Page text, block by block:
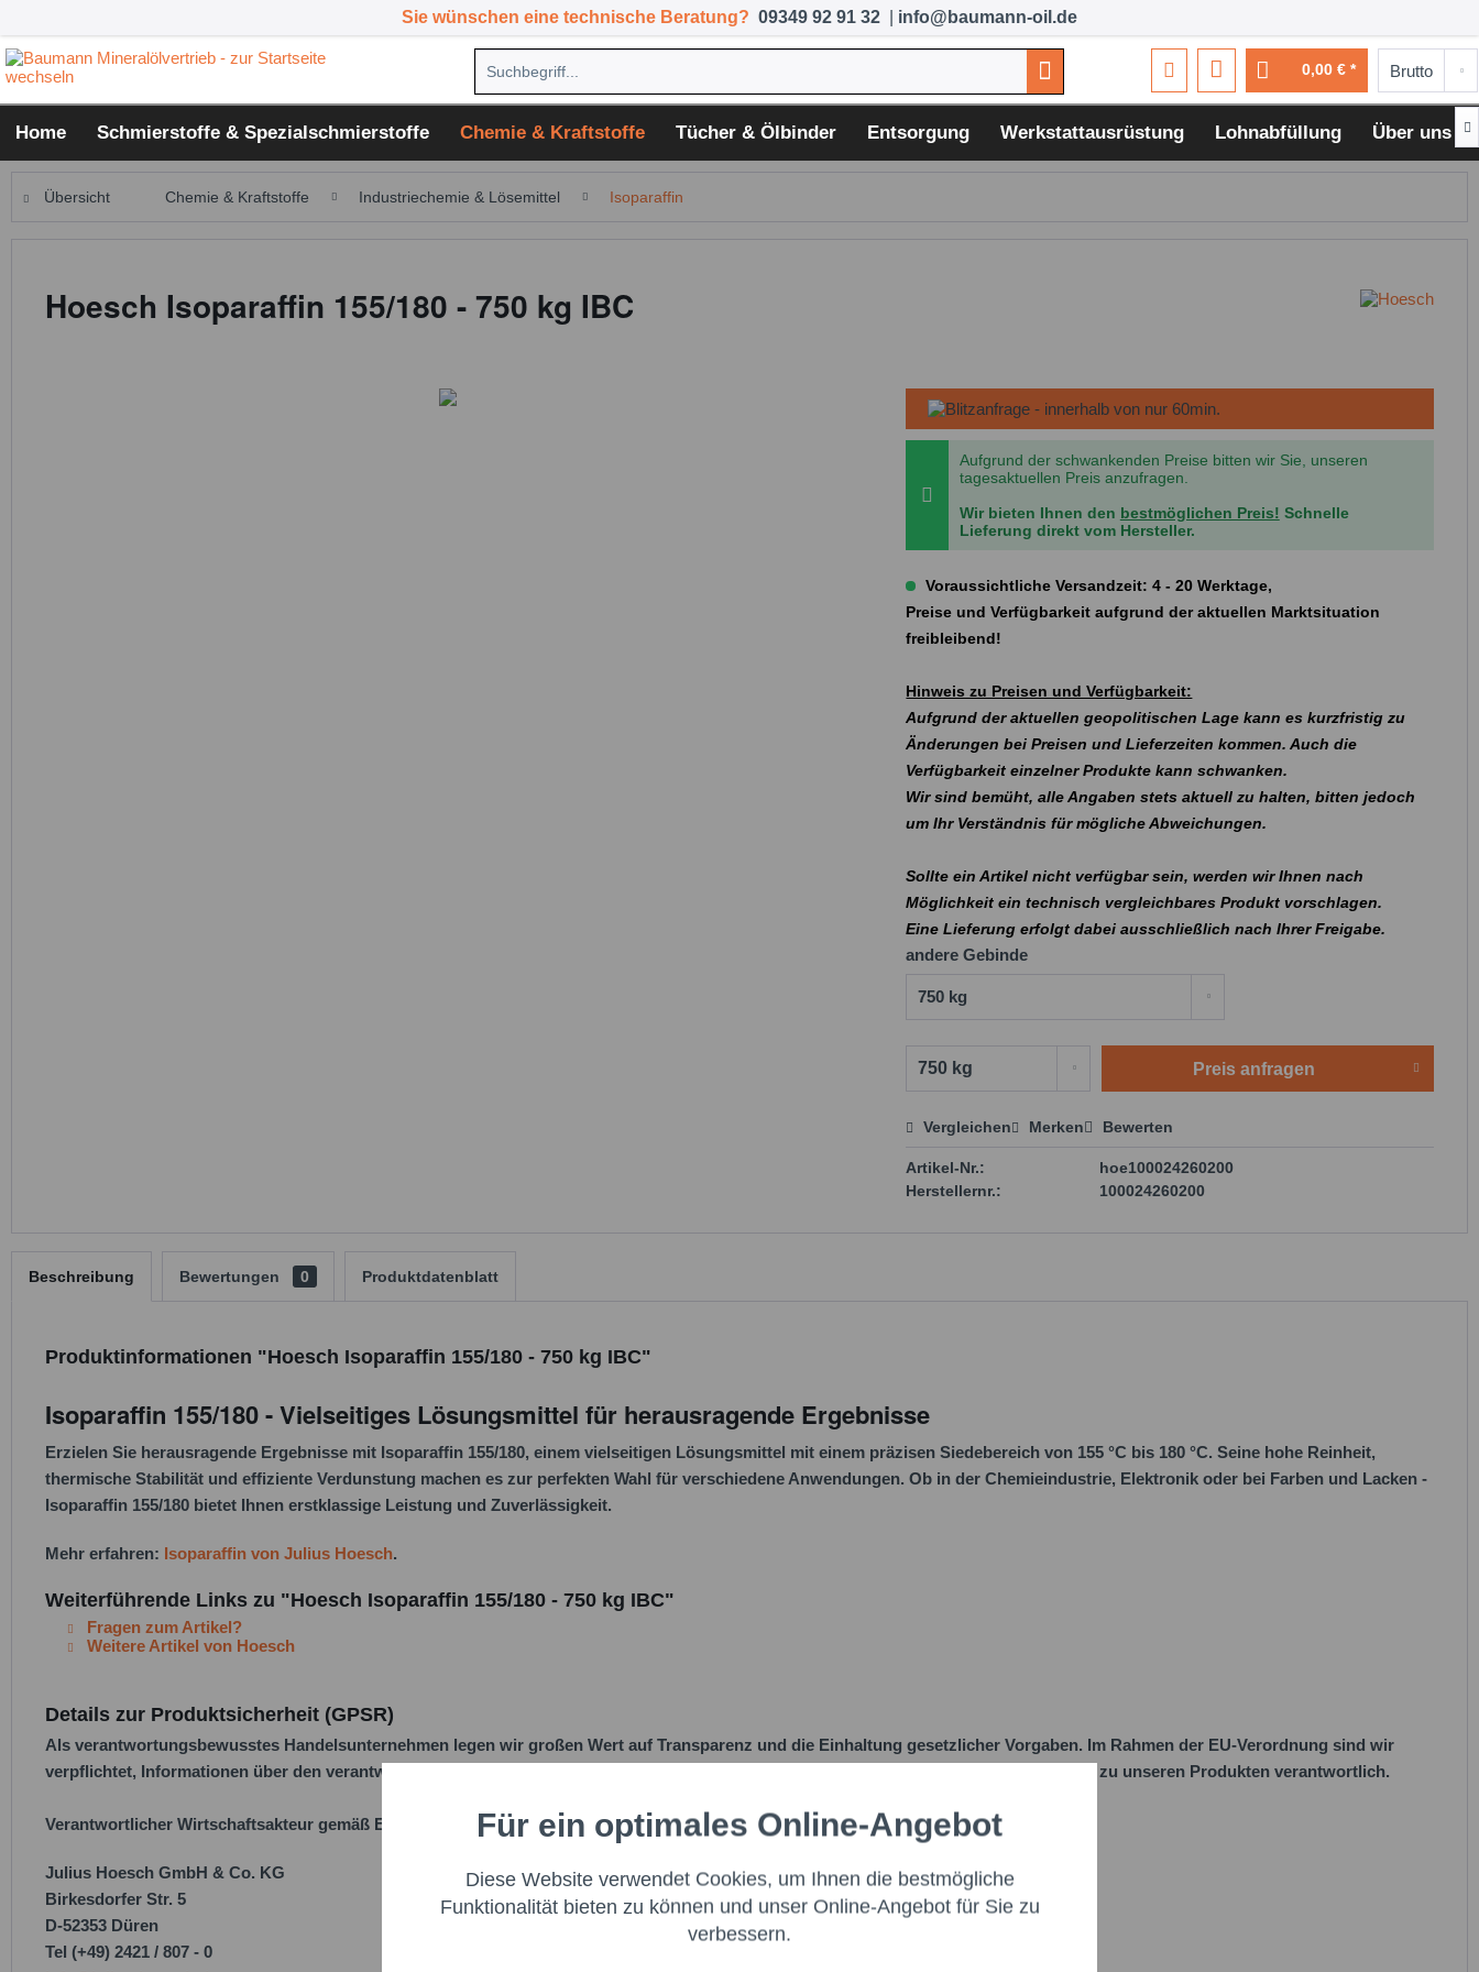
Sie wünschen eine technische Beratung? 09349 92 91 32 info@baumann-oil.de
0,00 € *
Home Schmierstoffe & Spezialschmierstoffe Chemie & Kraftstoffe Tücher & Ölbinder Entsorgung Werkstattausrüstung Lohnabfüllung Über uns 
Übersicht Chemie & Kraftstoffe Industriechemie & Lösemittel Isoparaffin
Hoesch Isoparaffin 155/180 - 750 kg IBC
Aufgrund der schwankenden Preise bitten wir Sie, unseren
tagesaktuellen Preis anzufragen.
Wir bieten Ihnen den bestmöglichen Preis! Schnelle
Lieferung direkt vom Hersteller.
Voraussichtliche Versandzeit: 4 - 20 Werktage,
Preise und Verfügbarkeit aufgrund der aktuellen Marktsituation
freibleibend!
Hinweis zu Preisen und Verfügbarkeit:
Aufgrund der aktuellen geopolitischen Lage kann es kurzfristig zu
Änderungen bei Preisen und Lieferzeiten kommen. Auch die
Verfügbarkeit einzelner Produkte kann schwanken.
Wir sind bemüht, alle Angaben stets aktuell zu halten, bitten jedoch
um Ihr Verständnis für mögliche Abweichungen.
Sollte ein Artikel nicht verfügbar sein, werden wir Ihnen nach
Möglichkeit ein technisch vergleichbares Produkt vorschlagen.
Eine Lieferung erfolgt dabei ausschließlich nach Ihrer Freigabe.
andere Gebinde
Preis anfragen
Preis anfragen
Vergleichen Merken Bewerten
Artikel-Nr.:
hoe100024260200
Herstellernr.:
100024260200
Beschreibung Bewertungen 0 Produktdatenblatt
Produktinformationen "Hoesch Isoparaffin 155/180 - 750 kg IBC"
Isoparaffin 155/180 - Vielseitiges Lösungsmittel für herausragende Ergebnisse
Erzielen Sie herausragende Ergebnisse mit Isoparaffin 155/180, einem vielseitigen Lösungsmittel mit einem präzisen Siedebereich von 155 °C bis 180 °C. Seine hohe Reinheit,
thermische Stabilität und effiziente Verdunstung machen es zur perfekten Wahl für verschiedene Anwendungen. Ob in der Chemieindustrie, Elektronik oder bei Farben und Lacken -
Isoparaffin 155/180 bietet Ihnen erstklassige Leistung und Zuverlässigkeit.
Mehr erfahren: Isoparaffin von Julius Hoesch.
Weiterführende Links zu "Hoesch Isoparaffin 155/180 - 750 kg IBC"
Fragen zum Artikel?
Weitere Artikel von Hoesch
Details zur Produktsicherheit (GPSR)
Als verantwortungsbewusstes Handelsunternehmen legen wir großen Wert auf Transparenz und die Einhaltung gesetzlicher Vorgaben. Im Rahmen der EU-Verordnung sind wir
verpflichtet, Informationen über den verantwortlichen Wirtschaftsakteur bereitzustellen. Dieser ist für die Einhaltung der EU-Vorschriften zu unseren Produkten verantwortlich.
Verantwortlicher Wirtschaftsakteur gemäß EU-Verordnung:
Julius Hoesch GmbH & Co. KG
Birkesdorfer Str. 5
D-52353 Düren
Tel (+49) 2421 / 807 - 0
Funktionale Aktiv
Marketing Aktiv
Für ein optimales Online-Angebot
Diese Website verwendet Cookies, um Ihnen die bestmögliche
Funktionalität bieten zu können und unser Online-Angebot für Sie zu
verbessern.